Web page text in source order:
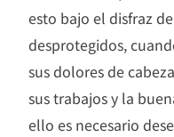
esto bajo el disfraz
desprotegidos,
sus dolores de
sus trabajos y la
ello es necesario